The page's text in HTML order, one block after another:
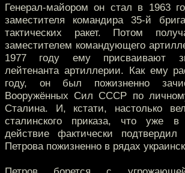
Генерал-майором он стал в 1963
заместителя командира 35-й
тактических ракет. Потом
заместителем командующего
1977 году ему присваивают
лейтенанта артиллерии. Как ему
году, он был пожизненно
Вооружённых Сил СССР по
Сталина. И, кстати, настолько
сталинского приказа, что уже
действие фактически
Петрова пожизненно в рядах